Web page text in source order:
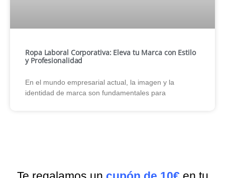
Ropa Laboral Corporativa: Eleva tu Marca con Estilo
y Profesionalidad
En el mundo empresarial actual, la imagen y la
identidad de marca son fundamentales para